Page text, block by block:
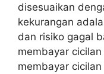
disesuaikan
kekurangan
dan risiko gagal
membayar
membayar